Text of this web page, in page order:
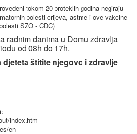
tokom 20 proteklih godina negiraju
bolesti crijeva, astme i ove vakcine
SZO - CDC)
radnim danima u Domu zdravlja
od 08h do 17h.
štitite njegovo i zdravlje
index.htm
en